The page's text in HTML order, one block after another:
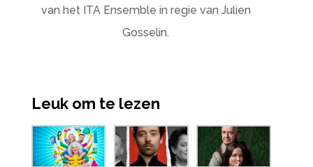
van het ITA Ensemble in regie van Julien
Gosselin.
Leuk om te lezen